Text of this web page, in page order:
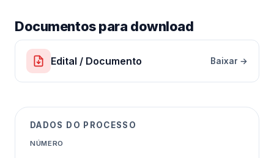
Documentos para download
Edital / Documento Baixar →
DADOS DO PROCESSO
NÚMERO